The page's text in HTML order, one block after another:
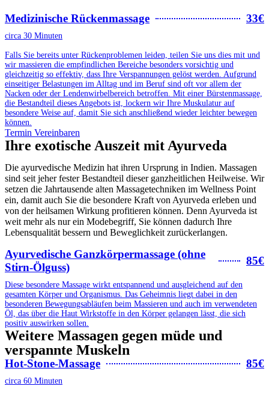
Medizinische Rückenmassage 33€
circa 30 Minuten
Falls Sie bereits unter Rückenproblemen leiden, teilen Sie uns dies mit und
wir massieren die empfindlichen Bereiche besonders vorsichtig und
gleichzeitig so effektiv, dass Ihre Verspannungen gelöst werden. Aufgrund
einseitiger Belastungen im Alltag und im Beruf sind oft vor allem der
Nacken oder der Lendenwirbelbereich betroffen. Mit einer Bürstenmassage,
die Bestandteil dieses Angebots ist, lockern wir Ihre Muskulatur auf
besondere Weise auf, damit Sie sich anschließend wieder leichter bewegen
können.
Termin Vereinbaren
Ihre exotische Auszeit mit Ayurveda
Die ayurvedische Medizin hat ihren Ursprung in Indien. Massagen
sind seit jeher fester Bestandteil dieser ganzheitlichen Heilweise. Wir
setzen die Jahrtausende alten Massagetechniken im Wellness Point
ein, damit auch Sie die besondere Kraft von Ayurveda erleben und
von der heilsamen Wirkung profitieren können. Denn Ayurveda ist
weit mehr als nur ein Modebegriff, Sie können dadurch Ihre
Lebensqualität bessern und Beweglichkeit zurückerlangen.
Ayurvedische Ganzkörpermassage (ohne
Stirn-Ölguss)
85€
Diese besondere Massage wirkt entspannend und ausgleichend auf den
gesamten Körper und Organismus. Das Geheimnis liegt dabei in den
besonderen Bewegungsabläufen beim Massieren und auch im verwendeten
Öl, das über die Haut Wirkstoffe in den Körper gelangen lässt, die sich
positiv auswirken sollen.
Weitere Massagen gegen müde und
verspannte Muskeln
Hot-Stone-Massage 85€
circa 60 Minuten